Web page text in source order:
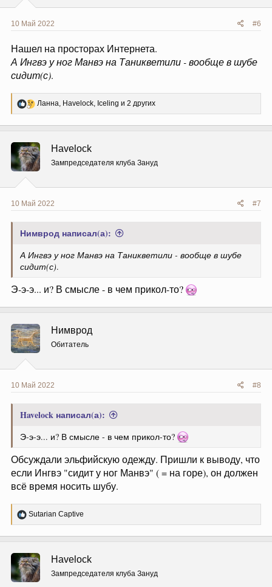
10 Май 2022 #6
Нашел на просторах Интернета.
А Ингвэ у ног Манвэ на Таникветили - вообще в шубе
сидит(с).
Р
е
ц
и
и
:
Ланна, Havelock, Iceling и 2 других
Havelock
Зампредседателя клуба Зануд
10 Май 2022 #7
Нимврод написал(а):
А Ингвэ у ног Манвэ на Таникветили - вообще в шубе
сидит(с).
Э-э-э... и? В смысле - в чем прикол-то?
Нимврод
Обитатель
10 Май 2022 #8
Havelock написал(а):
Э-э-э... и? В смысле - в чем прикол-то?
Обсуждали эльфийскую одежду. Пришли к выводу, что
если Ингвэ "сидит у ног Манвэ" ( = на горе), он должен
всё время носить шубу.
Р
е
ц
и
и
:
Sutarian Captive
Havelock
Зампредседателя клуба Зануд